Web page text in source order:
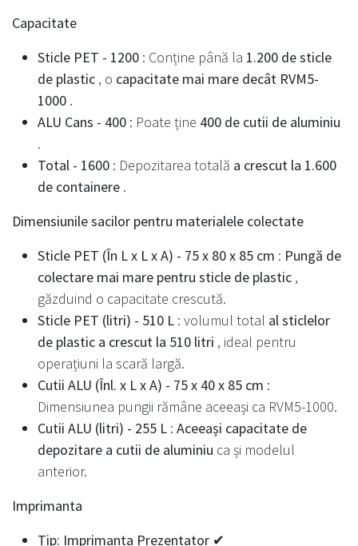
Capacitate
Sticle PET - 1200 : Conține până la 1.200 de sticle
de plastic , o capacitate mai mare decât RVM5-
1000 .
ALU Cans - 400 : Poate ține 400 de cutii de aluminiu
.
Total - 1600 : Depozitarea totală a crescut la 1.600
de containere .
Dimensiunile sacilor pentru materialele colectate
Sticle PET (În L x L x A) - 75 x 80 x 85 cm : Pungă de
colectare mai mare pentru sticle de plastic ,
găzduind o capacitate crescută.
Sticle PET (litri) - 510 L : volumul total al sticlelor
de plastic a crescut la 510 litri , ideal pentru
operațiuni la scară largă.
Cutii ALU (Înl. x L x A) - 75 x 40 x 85 cm :
Dimensiunea pungii rămâne aceeași ca RVM5-1000.
Cutii ALU (litri) - 255 L : Aceeași capacitate de
depozitare a cutii de aluminiu ca și modelul
anterior.
Imprimanta
Tip: Imprimanta Prezentator ✔